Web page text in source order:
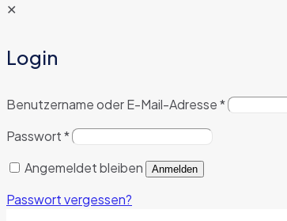
✕
Login
Benutzername oder E-Mail-Adresse*
Passwort*
Angemeldet bleiben
Anmelden
Passwort vergessen?